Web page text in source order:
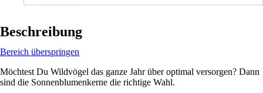
Beschreibung
Bereich überspringen
Möchtest Du Wildvögel das ganze Jahr über optimal versorgen? Dann
sind die Sonnenblumenkerne die richtige Wahl.